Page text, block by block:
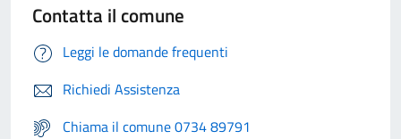
Contatta il comune
Leggi le domande frequenti
Richiedi Assistenza
Chiama il comune 0734 89791